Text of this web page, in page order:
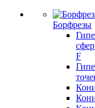
Борфрезы
F